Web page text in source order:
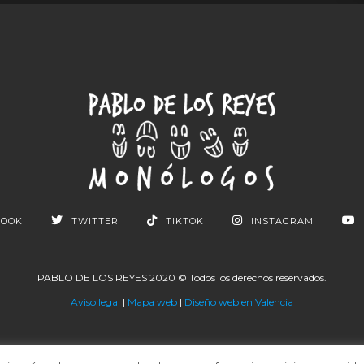
TWITTER TIKTOK INSTAGRAM
PABLO DE LOS REYES 2020 © Todos los derechos reservados.
Aviso legal | Mapa web | Diseño web en Valencia